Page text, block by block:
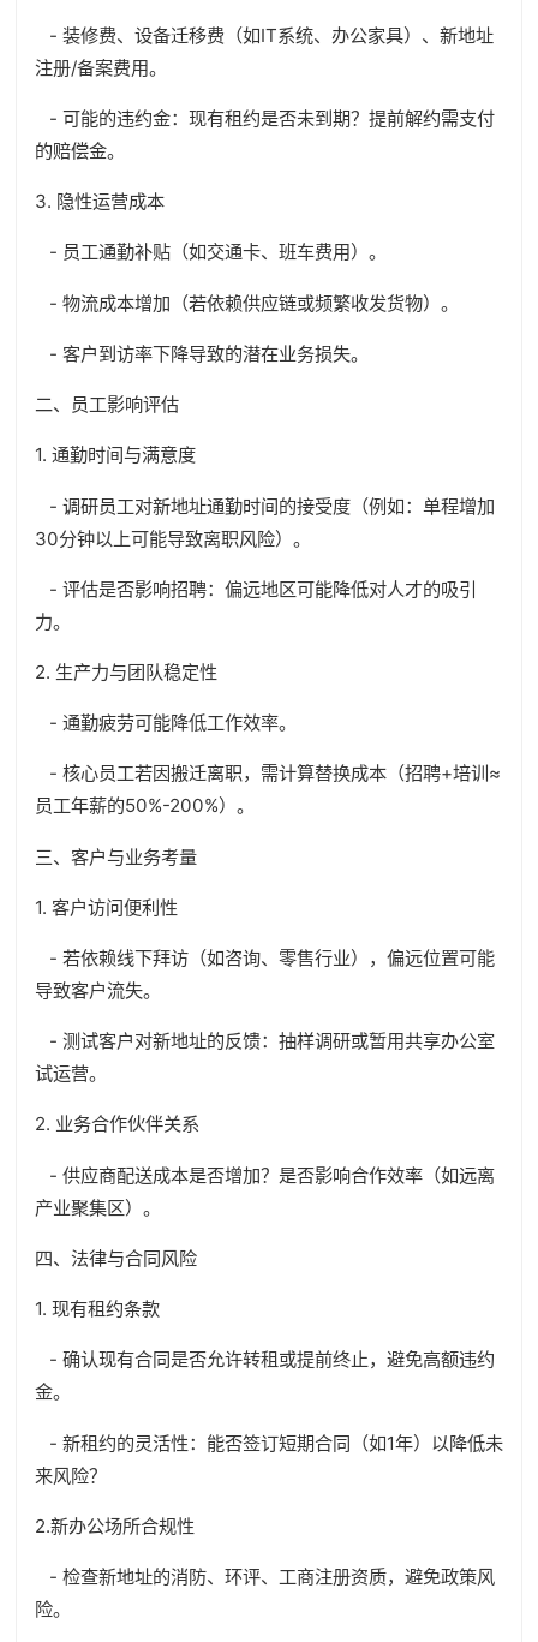
- 装修费、设备迁移费（如IT系统、办公家具）、新地址
注册/备案费用。
- 可能的违约金：现有租约是否未到期？提前解约需支付
的赔偿金。
3. 隐性运营成本
- 员工通勤补贴（如交通卡、班车费用）。
- 物流成本增加（若依赖供应链或频繁收发货物）。
- 客户到访率下降导致的潜在业务损失。
二、员工影响评估
1. 通勤时间与满意度
- 调研员工对新地址通勤时间的接受度（例如：单程增加
30分钟以上可能导致离职风险）。
- 评估是否影响招聘：偏远地区可能降低对人才的吸引
力。
2. 生产力与团队稳定性
- 通勤疲劳可能降低工作效率。
- 核心员工若因搬迁离职，需计算替换成本（招聘+培训≈
员工年薪的50%-200%）。
三、客户与业务考量
1. 客户访问便利性
- 若依赖线下拜访（如咨询、零售行业），偏远位置可能
导致客户流失。
- 测试客户对新地址的反馈：抽样调研或暂用共享办公室
试运营。
2. 业务合作伙伴关系
- 供应商配送成本是否增加？是否影响合作效率（如远离
产业聚集区）。
四、法律与合同风险
1. 现有租约条款
- 确认现有合同是否允许转租或提前终止，避免高额违约
金。
- 新租约的灵活性：能否签订短期合同（如1年）以降低未
来风险？
2.新办公场所合规性
- 检查新地址的消防、环评、工商注册资质，避免政策风
险。